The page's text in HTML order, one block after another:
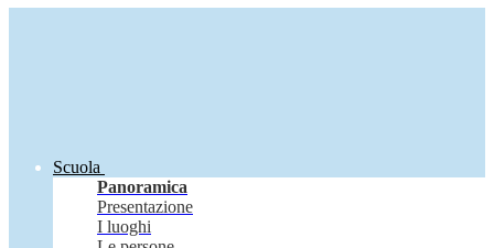
Scuola
Panoramica
Presentazione
I luoghi